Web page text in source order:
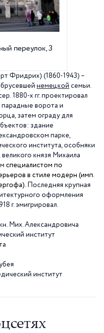
переулок, 3
Фридрих) (1860-1943) –
немецкой семьи.
1880-х гг. проектировал
ворота и
затем ограду для
здание
парке,
института, особняки
князя Михаила
специалистом по
в стиле модерн (имп.
Последняя крупная
оформления
г. эмигрировал.
Мих. Александровича
институт
институт